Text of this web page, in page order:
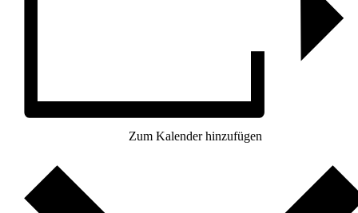
Zum Kalender hinzufügen